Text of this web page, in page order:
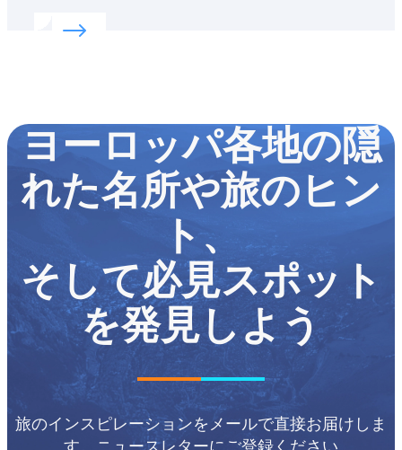
見せる豊かな歴史と多種多様な伝統文化にぜ
Read more about:
ヨーロッパ各地の隠
れた名所や旅のヒン
ト、
そして必見スポット
を発見しよう
旅のインスピレーションをメールで直接お届けしま